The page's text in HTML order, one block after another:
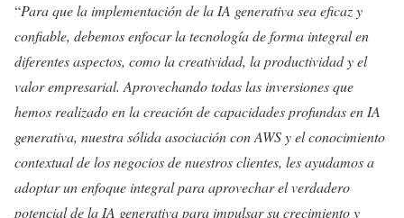
“Para que la implementación de la IA generativa sea eficaz y
confiable, debemos enfocar la tecnología de forma integral en
diferentes aspectos, como la creatividad, la productividad y el
valor empresarial. Aprovechando todas las inversiones que
hemos realizado en la creación de capacidades profundas en IA
generativa, nuestra sólida asociación con AWS y el conocimiento
contextual de los negocios de nuestros clientes, les ayudamos a
adoptar un enfoque integral para aprovechar el verdadero
potencial de la IA generativa para impulsar su crecimiento y